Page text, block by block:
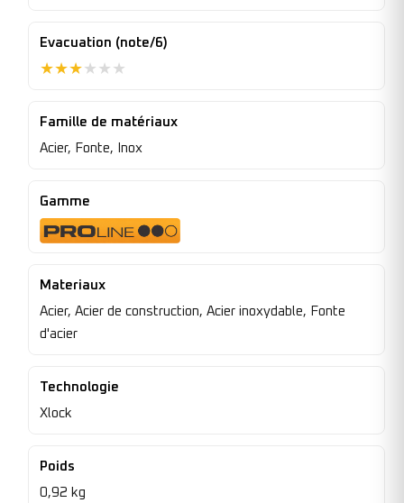
Evacuation (note/6)
★★★★ ★ ★
Famille de matériaux
Acier, Fonte, Inox
Gamme
Materiaux
Acier, Acier de construction, Acier inoxydable, Fonte
d'acier
Technologie
Xlock
Poids
0,92 kg